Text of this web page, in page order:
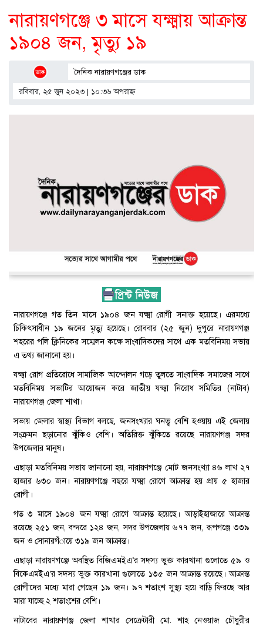
নারায়ণগঞ্জে ৩ মাসে যক্ষ্মায় আক্রান্ত
১৯০৪ জন, মৃত্যু ১৯
দৈনিক নারায়ণগঞ্জের ডাক
রবিবার, ২৫ জুন ২০২৩ | ১০:৩৬ অপরাহ্ণ
নারায়ণগঞ্জে গত তিন মাসে ১৯০৪ জন যক্ষ্মা রোগী সনাক্ত হয়েছে। এরমধ্যে
চিকিৎসাধীন ১৯ জনের মৃত্যু হয়েছে। রোববার (২৫ জুন) দুপুরে নারায়ণগঞ্জ
শহরের পলি ক্লিনিকের সম্মেলন কক্ষে সাংবাদিকদের সাথে এক মতবিনিময় সভায়
এ তথ্য জানানো হয়।
যক্ষ্মা রোগ প্রতিরোধে সামাজিক আন্দোলন গড়ে তুলতে সাংবাদিক সমাজের সাথে
মতবিনিময় সভাটির আয়োজন করে জাতীয় যক্ষ্মা নিরোধ সমিতির (নাটাব)
নারায়ণগঞ্জ জেলা শাখা।
সভায় জেলার স্বাস্থ্য বিভাগ বলছে, জনসংখ্যার ঘনত্ব বেশি হওয়ায় এই জেলায়
সংক্রমন ছড়ানোর ঝুঁকিও বেশি। অতিরিক্ত ঝুঁকিতে রয়েছে নারায়ণগঞ্জ সদর
উপজেলার মানুষ।
এছাড়া মতবিনিময় সভায় জানানো হয়, নারায়ণগঞ্জে মোট জনসংখ্যা ৪৬ লাখ ২৭
হাজার ৬৩০ জন। নারায়ণগঞ্জে বছরে যক্ষ্মা রোগে আক্রান্ত হয় প্রায় ৫ হাজার
রোগী।
গত ৩ মাসে ১৯০৪ জন যক্ষ্মা রোগে আক্রান্ত হয়েছে। আড়াইহাজারে আক্রান্ত
রয়েছে ২৫১ জন, বন্দরে ১২৪ জন, সদর উপজেলায় ৬৭৭ জন, রূপগঞ্জে ৩৩৯
জন ও সোনারগঁায়ে ৩১৯ জন আক্রান্ত।
এছাড়া নারায়ণগঞ্জে অবস্থিত বিজিএমইএ‘র সদস্য ভুক্ত কারখানা গুলোতে ৫৯ ও
বিকেএমইএ‘র সদস্য ভুক্ত কারখানা গুলোতে ১৩৫ জন আক্রান্ত রয়েছে। আক্রান্ত
রোগীদের মধ্যে মারা গেছেন ১৯ জন। ৯৭ শতাংশ সুস্থ্য হয়ে বাড়ি ফিরছে আর
মারা যাচ্ছে ২ শতাংশের বেশি।
নাটাবের নারায়ণগঞ্জ জেলা শাখার সেক্রেটারী মো. শাহ নেওয়াজ চৌধুরীর